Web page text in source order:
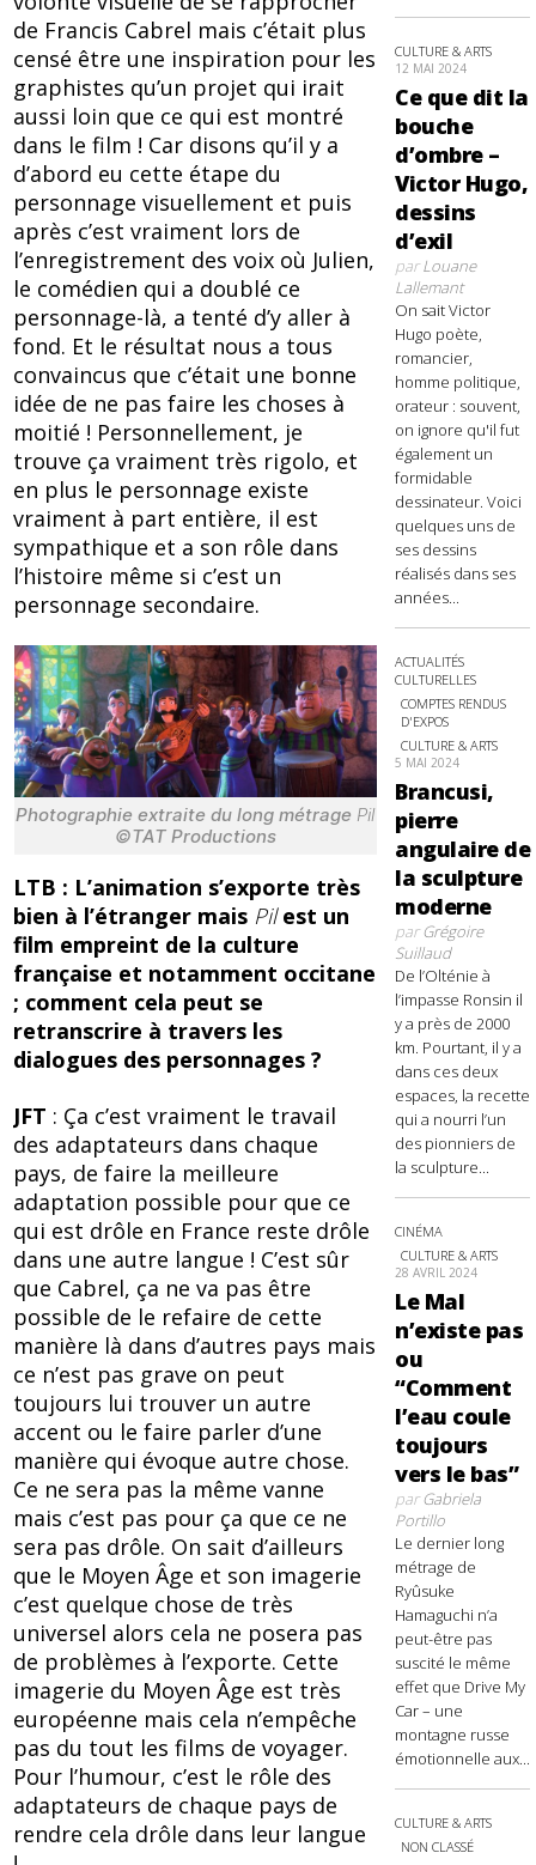
de Francis Cabrel mais c’était plus
censé être une inspiration pour les
graphistes qu’un projet qui irait
aussi loin que ce qui est montré
dans le film ! Car disons qu’il y a
d’abord eu cette étape du
personnage visuellement et puis
après c’est vraiment lors de
l’enregistrement des voix où Julien,
le comédien qui a doublé ce
personnage-là, a tenté d’y aller à
fond. Et le résultat nous a tous
convaincus que c’était une bonne
idée de ne pas faire les choses à
moitié ! Personnellement, je
trouve ça vraiment très rigolo, et
en plus le personnage existe
vraiment à part entière, il est
sympathique et a son rôle dans
l’histoire même si c’est un
personnage secondaire.
Photographie extraite du long métrage Pil
©TAT Productions
LTB : L’animation s’exporte très
bien à l’étranger mais Pilest un
film empreint de la culture
française et notamment occitane
; comment cela peut se
retranscrire à travers les
dialogues des personnages ?
JFT : Ça c’est vraiment le travail
des adaptateurs dans chaque
pays, de faire la meilleure
adaptation possible pour que ce
qui est drôle en France reste drôle
dans une autre langue ! C’est sûr
que Cabrel, ça ne va pas être
possible de le refaire de cette
manière là dans d’autres pays mais
ce n’est pas grave on peut
toujours lui trouver un autre
accent ou le faire parler d’une
manière qui évoque autre chose.
Ce ne sera pas la même vanne
mais c’est pas pour ça que ce ne
sera pas drôle. On sait d’ailleurs
que le Moyen Âge et son imagerie
c’est quelque chose de très
universel alors cela ne posera pas
de problèmes à l’exporte. Cette
imagerie du Moyen Âge est très
européenne mais cela n’empêche
pas du tout les films de voyager.
Pour l’humour, c’est le rôle des
adaptateurs de chaque pays de
rendre cela drôle dans leur langue
CULTURE & ARTS
12 MAI 2024
Ce que dit la
bouche
d’ombre –
Victor Hugo,
dessins
d’exil
parLouane
Lallemant
On sait Victor
Hugo poète,
romancier,
homme politique,
orateur : souvent,
on ignore qu'il fut
également un
formidable
dessinateur. Voici
quelques uns de
ses dessins
réalisés dans ses
années...
ACTUALITÉS
CULTURELLES
COMPTES RENDUS
D'EXPOS
CULTURE & ARTS
5 MAI 2024
Brancusi,
pierre
angulaire de
la sculpture
moderne
parGrégoire
Suillaud
De l’Olténie à
l’impasse Ronsin il
y a près de 2000
km. Pourtant, il y a
dans ces deux
espaces, la recette
qui a nourri l’un
des pionniers de
la sculpture...
CINÉMA
CULTURE & ARTS
28 AVRIL 2024
Le Mal
n’existe pas
ou
“Comment
l’eau coule
toujours
vers le bas”
parGabriela
Portillo
Le dernier long
métrage de
Ryûsuke
Hamaguchi n’a
peut-être pas
suscité le même
effet que Drive My
Car – une
montagne russe
émotionnelle aux...
CULTURE & ARTS
NON CLASSÉ